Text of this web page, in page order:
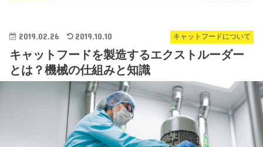
キャットフードについて
2019.02.26 2019.10.10
キャットフードを製造するエクストルーダー
とは？機械の仕組みと知識